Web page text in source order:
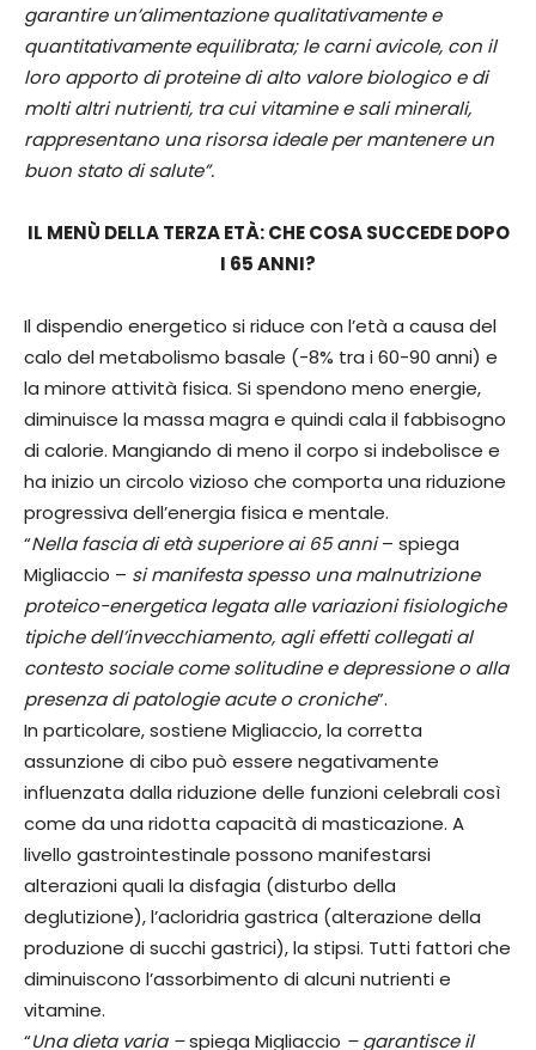
garantire un’alimentazione qualitativamente e
quantitativamente equilibrata; le carni avicole, con il
loro apporto di proteine di alto valore biologico e di
molti altri nutrienti, tra cui vitamine e sali minerali,
rappresentano una risorsa ideale per mantenere un
buon stato di salute”.
IL MENÙ DELLA TERZA ETÀ: CHE COSA SUCCEDE DOPO
I 65 ANNI?
Il dispendio energetico si riduce con l’età a causa del
calo del metabolismo basale (-8% tra i 60-90 anni) e
la minore attività fisica. Si spendono meno energie,
diminuisce la massa magra e quindi cala il fabbisogno
di calorie. Mangiando di meno il corpo si indebolisce e
ha inizio un circolo vizioso che comporta una riduzione
progressiva dell’energia fisica e mentale.
“Nella fascia di età superiore ai 65 anni– spiega
Migliaccio – si manifesta spesso una malnutrizione
proteico-energetica legata alle variazioni fisiologiche
tipiche dell’invecchiamento, agli effetti collegati al
contesto sociale come solitudine e depressione o alla
presenza di patologie acute o croniche”.
In particolare, sostiene Migliaccio, la corretta
assunzione di cibo può essere negativamente
influenzata dalla riduzione delle funzioni celebrali così
come da una ridotta capacità di masticazione. A
livello gastrointestinale possono manifestarsi
alterazioni quali la disfagia (disturbo della
deglutizione), l’acloridria gastrica (alterazione della
produzione di succhi gastrici), la stipsi. Tutti fattori che
diminuiscono l’assorbimento di alcuni nutrienti e
vitamine.
“Una dieta varia –spiega Migliaccio – garantisce il